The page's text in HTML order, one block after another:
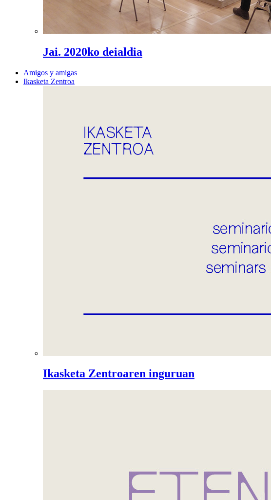
Jai. 2020ko deialdia
Amigos y amigas
Ikasketa Zentroa
Ikasketa Zentroaren inguruan